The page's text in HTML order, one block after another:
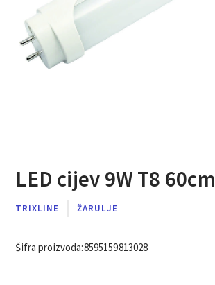
LED cijev 9W T8 60cm
TRIXLINE ŽARULJE
Šifra proizvoda:8595159813028